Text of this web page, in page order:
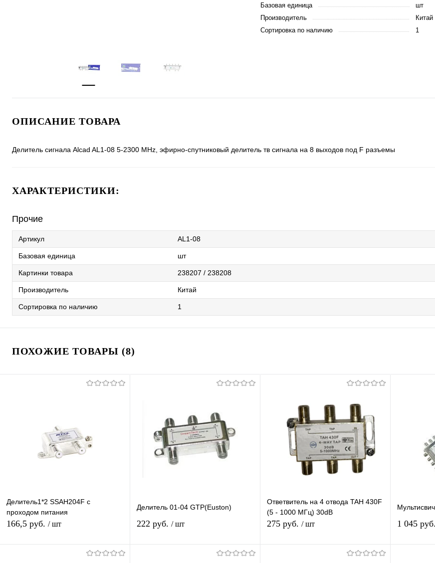
Базовая единица
шт
Производитель
Китай
Сортировка по наличию
1
ОПИСАНИЕ ТОВАРА
Делитель сигнала Alcad AL1-08 5-2300 MHz, эфирно-спутниковый делитель тв сигнала на 8 выходов под F разъемы
ХАРАКТЕРИСТИКИ:
Прочие
Артикул AL1-08
Базовая единица шт
Картинки товара 238207 / 238208
Производитель Китай
Сортировка по наличию 1
ПОХОЖИЕ ТОВАРЫ (8)
Делитель1*2 SSAH204F с
проходом питания
166,5 руб. / шт
Делитель 01-04 GTP(Euston)
222 руб. / шт
Ответвитель на 4 отвода TAH 430F
(5 - 1000 МГц) 30dB
275 руб. / шт 1 045 руб.